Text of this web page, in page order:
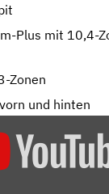
Plus mit 10,4-
Zonen
und hinten